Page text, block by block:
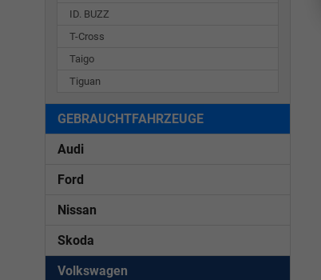
ID. BUZZ
T-Cross
Taigo
Tiguan
GEBRAUCHTFAHRZEUGE
Audi
Ford
Nissan
Skoda
Volkswagen